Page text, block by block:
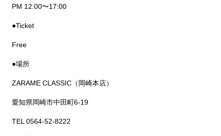
PM 12:00〜17:00
●Ticket
Free
●場所
ZARAME CLASSIC（岡崎本店）
愛知県岡崎市中田町6-19
TEL 0564-52-8222